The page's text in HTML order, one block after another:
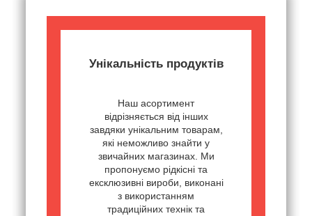
Унікальність продуктів
Наш асортимент
відрізняється від інших
завдяки унікальним товарам,
які неможливо знайти у
звичайних магазинах. Ми
пропонуємо рідкісні та
ексклюзивні вироби, виконані
з використанням
традиційних технік та